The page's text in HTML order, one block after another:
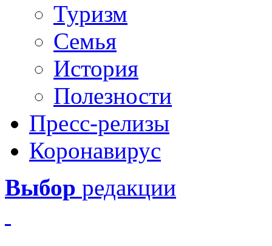
Туризм
Семья
История
Полезности
Пресс-релизы
Коронавирус
Выбор редакции